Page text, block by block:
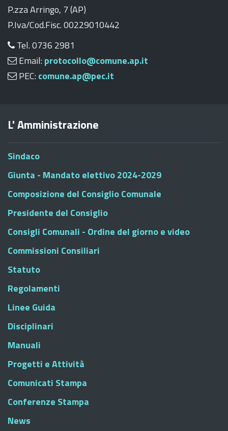
P.zza Arringo, 7 (AP)
P.Iva/Cod.Fisc. 00229010442
Tel. 0736 2981
Email: protocollo@comune.ap.it
PEC: comune.ap@pec.it
L' Amministrazione
Sindaco
Giunta - Mandato elettivo 2024-2029
Composizione del Consiglio Comunale
Presidente del Consiglio
Consigli Comunali - Ordine del giorno e video
Commissioni Consiliari
Statuto
Regolamenti
Linee Guida
Disciplinari
Manuali
Progetti e Attività
Comunicati Stampa
Conferenze Stampa
News